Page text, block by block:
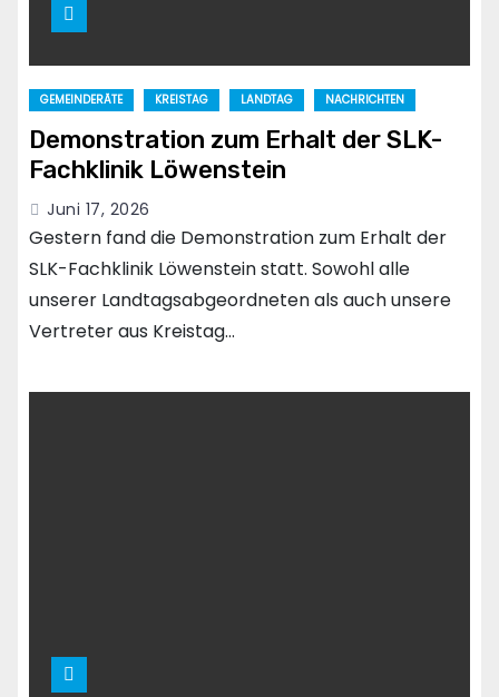
GEMEINDERÄTE KREISTAG LANDTAG NACHRICHTEN
Demonstration zum Erhalt der SLK-
Fachklinik Löwenstein
Juni 17, 2026
Gestern fand die Demonstration zum Erhalt der
SLK-Fachklinik Löwenstein statt. Sowohl alle
unserer Landtagsabgeordneten als auch unsere
Vertreter aus Kreistag…